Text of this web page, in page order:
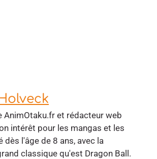
AnimOtaku.fr et rédacteur web
intérêt pour les mangas et les
dès l'âge de 8 ans, avec la
classique qu'est Dragon Ball.